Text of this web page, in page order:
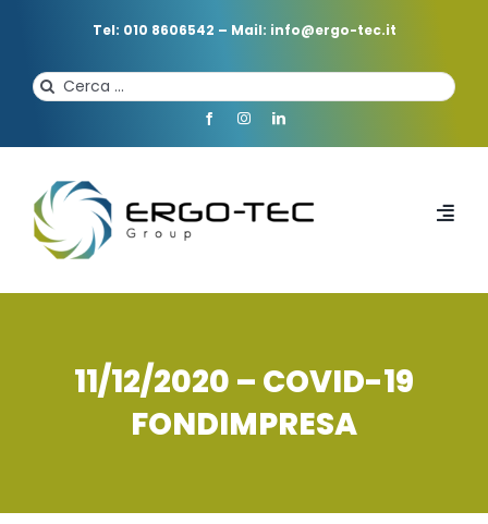
Tel: 010 8606542 – Mail: info@ergo-tec.it
Cerca
per:
HOME
CHI SIAMO
PROFESSIONISTI
SERVIZI
11/12/2020 – COVID-19
FONDIMPRESA